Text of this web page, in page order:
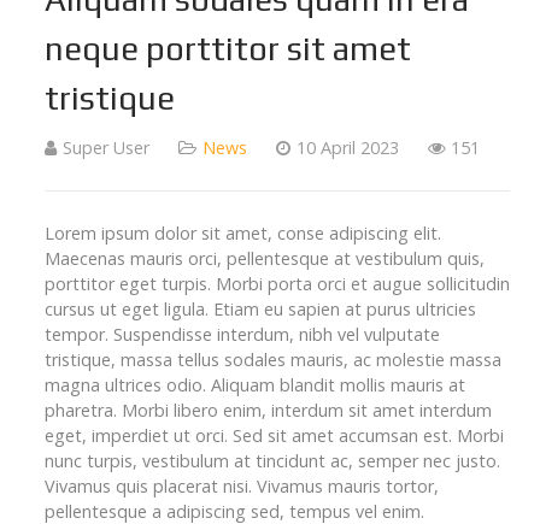
neque porttitor sit amet
tristique
Super User News 10 April 2023 151
Lorem ipsum dolor sit amet, conse adipiscing elit.
Maecenas mauris orci, pellentesque at vestibulum quis,
porttitor eget turpis. Morbi porta orci et augue sollicitudin
cursus ut eget ligula. Etiam eu sapien at purus ultricies
tempor. Suspendisse interdum, nibh vel vulputate
tristique, massa tellus sodales mauris, ac molestie massa
magna ultrices odio. Aliquam blandit mollis mauris at
pharetra. Morbi libero enim, interdum sit amet interdum
eget, imperdiet ut orci. Sed sit amet accumsan est. Morbi
nunc turpis, vestibulum at tincidunt ac, semper nec justo.
Vivamus quis placerat nisi. Vivamus mauris tortor,
pellentesque a adipiscing sed, tempus vel enim.